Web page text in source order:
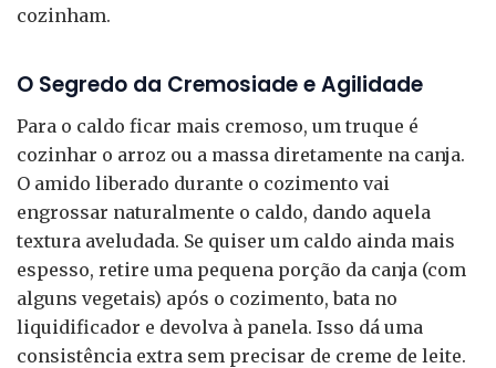
cozinham.
O Segredo da Cremosiade e Agilidade
Para o caldo ficar mais cremoso, um truque é
cozinhar o arroz ou a massa diretamente na canja.
O amido liberado durante o cozimento vai
engrossar naturalmente o caldo, dando aquela
textura aveludada. Se quiser um caldo ainda mais
espesso, retire uma pequena porção da canja (com
alguns vegetais) após o cozimento, bata no
liquidificador e devolva à panela. Isso dá uma
consistência extra sem precisar de creme de leite.